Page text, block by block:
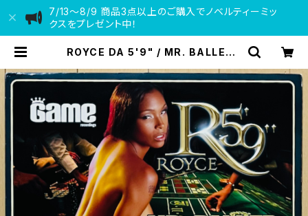
7/13〜8/9 商品3点以上のご購入でノベルティーミッ
クスをプレゼント中！
ROYCE DA 5'9" / MR. BALLER |